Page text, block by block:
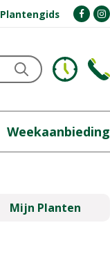
Plantengids
Weekaanbieding
Mijn Planten